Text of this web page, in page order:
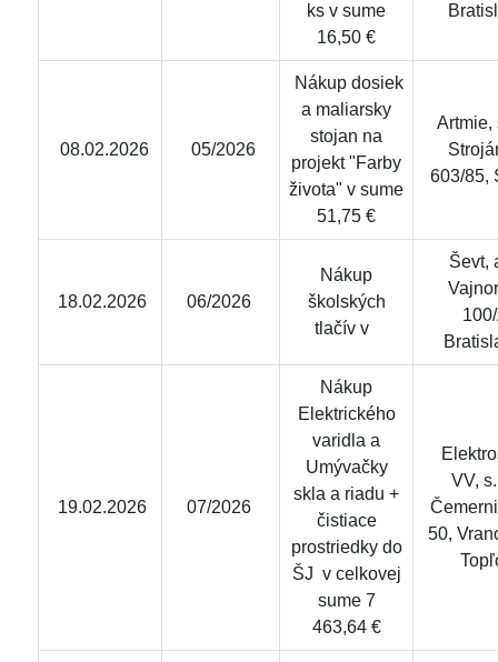
ks v sume
16,50 €
08.02.2026 05/2026
Nákup dosiek
a maliarsky
stojan na
projekt "Farby
života" v sume
51,75 €
Artmie,
603/85,
18.02.2026 06/2026
Nákup
školských
tlačív v
Ševt,
19.02.2026 07/2026
Nákup
Elektrického
varidla a
Umývačky
skla a riadu +
čistiace
prostriedky do
ŠJ v celkovej
sume 7
463,64 €
VV,
50,